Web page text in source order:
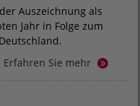
Auszeichnung als
Jahr in Folge zum
Erfahren Sie mehr